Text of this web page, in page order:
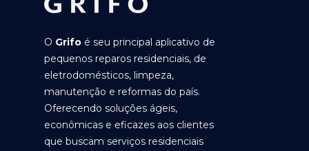
O Grifo é seu principal aplicativo de
pequenos reparos residenciais, de
eletrodomésticos, limpeza,
manutenção e reformas do país.
Oferecendo soluções ágeis,
econômicas e eficazes aos clientes
que buscam serviços residenciais